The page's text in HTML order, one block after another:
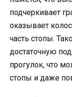
подчеркивает
оказывает
часть стопы.
достаточную
прогулок, что
стопы и даже